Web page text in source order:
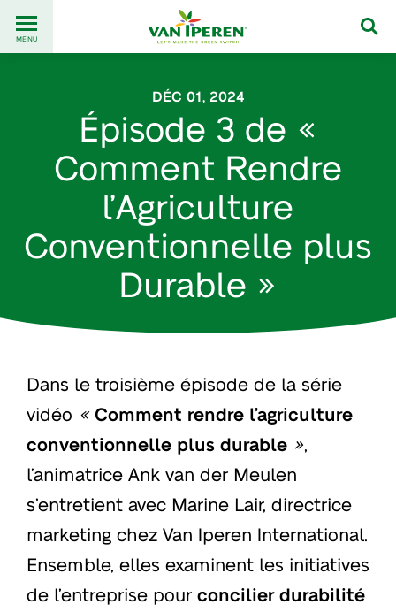
content
Back
to
MENU
DÉC 01, 2024
Épisode 3 de «
Comment Rendre
l’Agriculture
Conventionnelle plus
Durable »
Dans le troisième épisode de la série
vidéo « Comment rendre l’agriculture
conventionnelle plus durable »,
l’animatrice Ank van der Meulen
s’entretient avec Marine Lair, directrice
marketing chez Van Iperen International.
Ensemble, elles examinent les initiatives
de l’entreprise pour concilier durabilité